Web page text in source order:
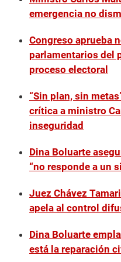
emergencia no
Congreso aprueba
parlamentarios del
proceso electoral
“Sin plan, sin
crítica a ministro
inseguridad
Dina Boluarte
“no responde a un
Juez Chávez
apela al control
Dina Boluarte
está la reparación